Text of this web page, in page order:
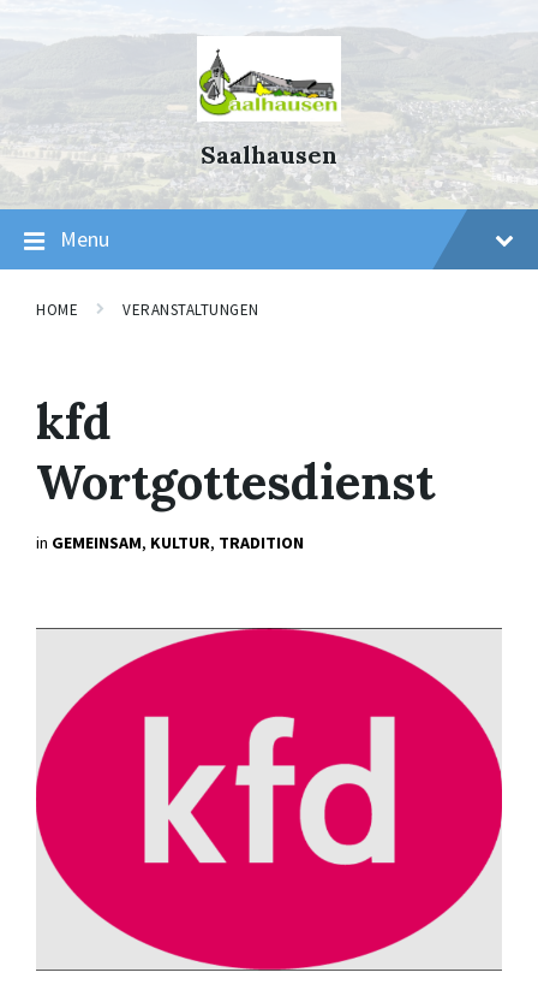
Saalhausen
Menu
HOME VERANSTALTUNGEN
kfd
Wortgottesdienst
in GEMEINSAM, KULTUR, TRADITION